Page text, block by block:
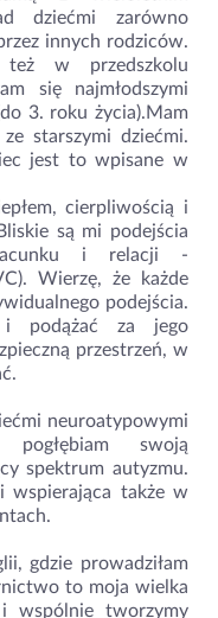
dziećmi zarówno
innych rodziców.
też w przedszkolu
się najmłodszymi
3. roku życia).Mam
starszymi dziećmi.
jest to wpisane w
cierpliwością i
są mi podejścia
i relacji -
Wierzę, że każde
podejścia.
i podążać za jego
przestrzeń, w
neuroatypowymi
swoją
spektrum autyzmu.
wspierająca także w
gdzie prowadziłam
to moja wielka
wspólnie tworzymy